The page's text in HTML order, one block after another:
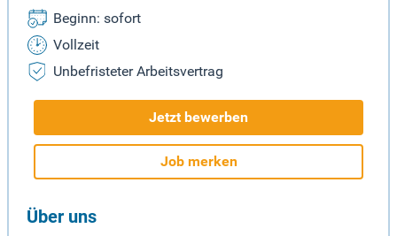
Beginn: sofort
Vollzeit
Unbefristeter Arbeitsvertrag
Jetzt bewerben
Job merken
Über uns